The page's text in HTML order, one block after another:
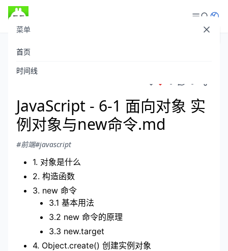
菜单
首页
时间线发布于 2021-06-21
0 0
JavaScript - 6-1 面向对象 实
例对象与new命令.md
#前端#javascript
1. 对象是什么
2. 构造函数
3. new 命令
3.1 基本用法
3.2 new 命令的原理
3.3 new.target
4. Object.create() 创建实例对象